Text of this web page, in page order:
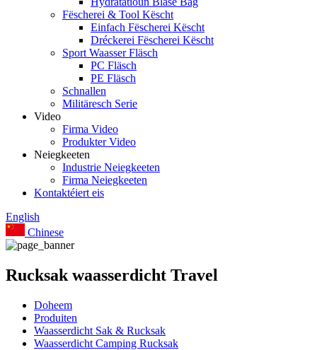
Fëscherei & Tool Këscht
Einfach Fëscherei Këscht
Dréckerei Fëscherei Këscht
Sport Waasser Fläsch
PC Fläsch
PE Fläsch
Schnallen
Militäresch Serie
Video
Firma Video
Produkter Video
Neiegkeeten
Industrie Neiegkeeten
Firma Neiegkeeten
Kontaktéiert eis
English
Chinese
Rucksak waasserdicht Travel
Doheem
Produiten
Waasserdicht Sak & Rucksak
Waasserdicht Camping Rucksak